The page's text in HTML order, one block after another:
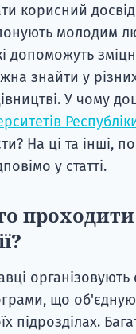
корисний
молодим
допоможуть
знайти у різних
У чому
На ці та інші,
у статті.
що
підрозділах.